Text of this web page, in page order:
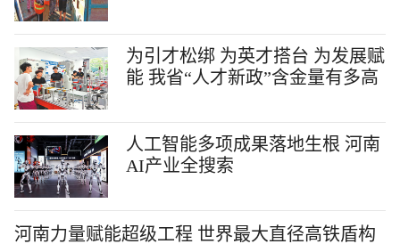
为引才松绑 为英才搭台 为发展赋
能 我省“人才新政”含金量有多高
人工智能多项成果落地生根 河南
AI产业全搜索
河南力量赋能超级工程 世界最大直径高铁盾构